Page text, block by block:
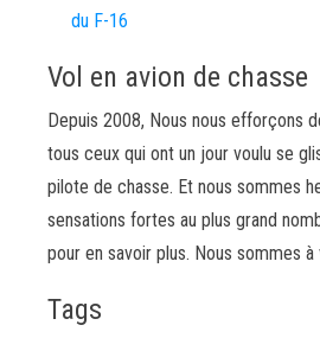
du F-16
Vol en avion de chasse
Depuis 2008, Nous nous efforçons
tous ceux qui ont un jour voulu se
pilote de chasse. Et nous sommes
sensations fortes au plus grand
pour en savoir plus. Nous sommes
Tags